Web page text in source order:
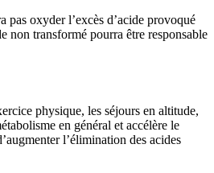
pas oxyder l’excès d’acide provoqué
non transformé pourra être responsable
physique, les séjours en altitude,
en général et accélère le
l’élimination des acides